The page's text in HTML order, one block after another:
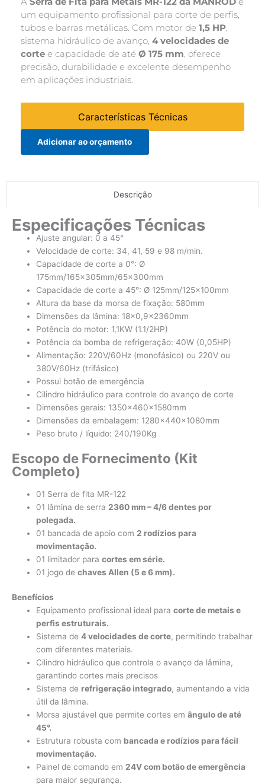
um equipamento profissional para corte de perfis,
tubos e barras metálicas. Com motor de 1,5 HP,
sistema hidráulico de avanço, 4 velocidades de
corte e capacidade de até Ø 175 mm, oferece
precisão, durabilidade e excelente desempenho
em aplicações industriais.
Características Técnicas
Adicionar ao orçamento
Descrição
Especificações Técnicas
Ajuste angular: 0 a 45°
Velocidade de corte: 34, 41, 59 e 98 m/min.
Capacidade de corte a 0°: Ø
175mm/165x305mm/65x300mm
Capacidade de corte a 45°: Ø 125mm/125x100mm
Altura da base da morsa de fixação: 580mm
Dimensões da lâmina: 18×0,9x2360mm
Potência do motor: 1,1KW (1.1/2HP)
Potência da bomba de refrigeração: 40W (0,05HP)
Alimentação: 220V/60Hz (monofásico) ou 220V ou
380V/60Hz (trifásico)
Possui botão de emergência
Cilindro hidráulico para controle do avanço de corte
Dimensões gerais: 1350x460x1580mm
Dimensões da embalagem: 1280x440x1080mm
Peso bruto / líquido: 240/190Kg
Escopo de Fornecimento (Kit
Completo)
01 Serra de fita MR-122
01 lâmina de serra 2360 mm – 4/6 dentes por
polegada.
01 bancada de apoio com 2 rodízios para
movimentação.
01 limitador paracortes em série.
01 jogo dechaves Allen (5 e 6 mm).
Benefícios
Equipamento profissional ideal paracorte de metais e
perfis estruturais.
Sistema de4 velocidades de corte, permitindo trabalhar
com diferentes materiais.
Cilindro hidráulico que controla o avanço da lâmina,
garantindo cortes mais precisos
Sistema de refrigeração integrado, aumentando a vida
útil da lâmina.
Morsa ajustável que permite cortes emângulo de até
45°.
Estrutura robusta com bancada e rodízios para fácil
movimentação.
Painel de comando em 24V com botão de emergência
para maior segurança.